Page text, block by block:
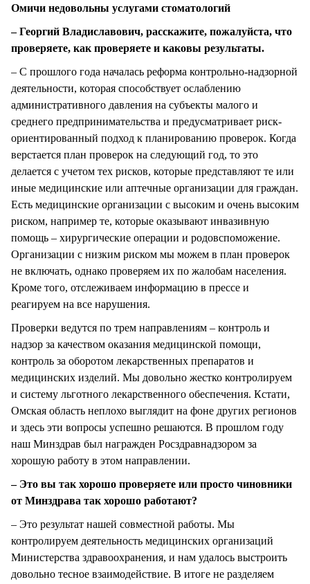
Омичи недовольны услугами стоматологий
– Георгий Владиславович, расскажите, пожалуйста, что
проверяете, как проверяете и каковы результаты.
– С прошлого года началась реформа контрольно-надзорной
деятельности, которая способствует ослаблению
административного давления на субъекты малого и
среднего предпринимательства и предусматривает риск-
ориентированный подход к планированию проверок. Когда
верстается план проверок на следующий год, то это
делается с учетом тех рисков, которые представляют те или
иные медицинские или аптечные организации для граждан.
Есть медицинские организации с высоким и очень высоким
риском, например те, которые оказывают инвазивную
помощь – хирургические операции и родовспоможение.
Организации с низким риском мы можем в план проверок
не включать, однако проверяем их по жалобам населения.
Кроме того, отслеживаем информацию в прессе и
реагируем на все нарушения.
Проверки ведутся по трем направлениям – контроль и
надзор за качеством оказания медицинской помощи,
контроль за оборотом лекарственных препаратов и
медицинских изделий. Мы довольно жестко контролируем
и систему льготного лекарственного обеспечения. Кстати,
Омская область неплохо выглядит на фоне других регионов
и здесь эти вопросы успешно решаются. В прошлом году
наш Минздрав был награжден Росздравнадзором за
хорошую работу в этом направлении.
– Это вы так хорошо проверяете или просто чиновники
от Минздрава так хорошо работают?
– Это результат нашей совместной работы. Мы
контролируем деятельность медицинских организаций
Министерства здравоохранения, и нам удалось выстроить
довольно тесное взаимодействие. В итоге не разделяем